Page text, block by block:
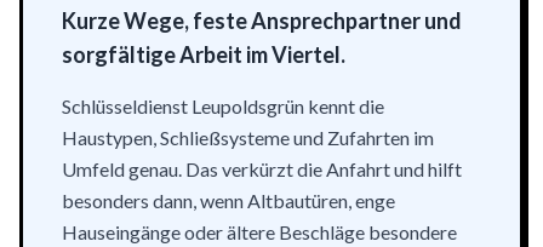
Kurze Wege, feste Ansprechpartner und
sorgfältige Arbeit im Viertel.
Schlüsseldienst Leupoldsgrün kennt die
Haustypen, Schließsysteme und Zufahrten im
Umfeld genau. Das verkürzt die Anfahrt und hilft
besonders dann, wenn Altbautüren, enge
Hauseingänge oder ältere Beschläge besondere